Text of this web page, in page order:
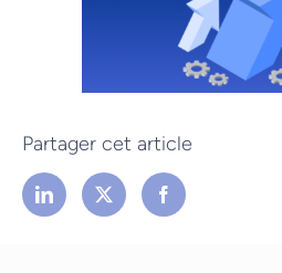
Partager cet article